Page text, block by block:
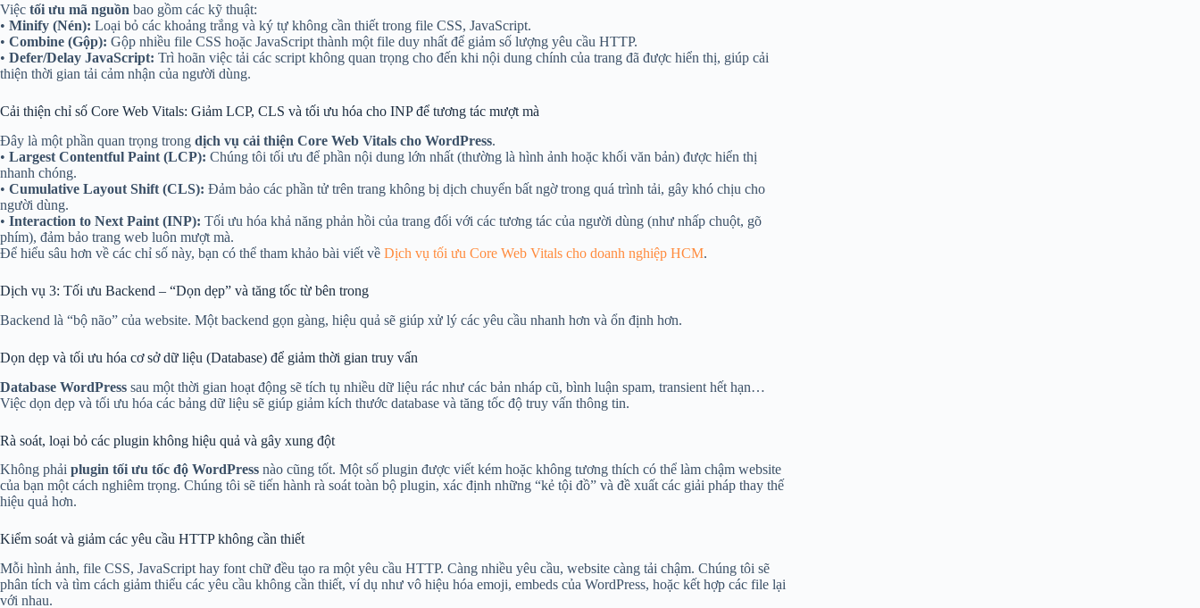
Việc tối ưu mã nguồn bao gồm các kỹ thuật:
• Minify (Nén): Loại bỏ các khoảng trắng và ký tự không cần thiết trong file CSS, JavaScript.
• Combine (Gộp): Gộp nhiều file CSS hoặc JavaScript thành một file duy nhất để giảm số lượng yêu cầu HTTP.
• Defer/Delay JavaScript: Trì hoãn việc tải các script không quan trọng cho đến khi nội dung chính của trang đã được hiển thị, giúp cải
thiện thời gian tải cảm nhận của người dùng.
Cải thiện chỉ số Core Web Vitals: Giảm LCP, CLS và tối ưu hóa cho INP để tương tác mượt mà
Đây là một phần quan trọng trong dịch vụ cải thiện Core Web Vitals cho WordPress.
• Largest Contentful Paint (LCP): Chúng tôi tối ưu để phần nội dung lớn nhất (thường là hình ảnh hoặc khối văn bản) được hiển thị
nhanh chóng.
• Cumulative Layout Shift (CLS): Đảm bảo các phần tử trên trang không bị dịch chuyển bất ngờ trong quá trình tải, gây khó chịu cho
người dùng.
• Interaction to Next Paint (INP): Tối ưu hóa khả năng phản hồi của trang đối với các tương tác của người dùng (như nhấp chuột, gõ
phím), đảm bảo trang web luôn mượt mà.
Để hiểu sâu hơn về các chỉ số này, bạn có thể tham khảo bài viết về Dịch vụ tối ưu Core Web Vitals cho doanh nghiệp HCM.
Dịch vụ 3: Tối ưu Backend – “Dọn dẹp” và tăng tốc từ bên trong
Backend là “bộ não” của website. Một backend gọn gàng, hiệu quả sẽ giúp xử lý các yêu cầu nhanh hơn và ổn định hơn.
Dọn dẹp và tối ưu hóa cơ sở dữ liệu (Database) để giảm thời gian truy vấn
Database WordPress sau một thời gian hoạt động sẽ tích tụ nhiều dữ liệu rác như các bản nháp cũ, bình luận spam, transient hết hạn…
Việc dọn dẹp và tối ưu hóa các bảng dữ liệu sẽ giúp giảm kích thước database và tăng tốc độ truy vấn thông tin.
Rà soát, loại bỏ các plugin không hiệu quả và gây xung đột
Không phải plugin tối ưu tốc độ WordPress nào cũng tốt. Một số plugin được viết kém hoặc không tương thích có thể làm chậm website
của bạn một cách nghiêm trọng. Chúng tôi sẽ tiến hành rà soát toàn bộ plugin, xác định những “kẻ tội đồ” và đề xuất các giải pháp thay thế
hiệu quả hơn.
Kiểm soát và giảm các yêu cầu HTTP không cần thiết
Mỗi hình ảnh, file CSS, JavaScript hay font chữ đều tạo ra một yêu cầu HTTP. Càng nhiều yêu cầu, website càng tải chậm. Chúng tôi sẽ
phân tích và tìm cách giảm thiểu các yêu cầu không cần thiết, ví dụ như vô hiệu hóa emoji, embeds của WordPress, hoặc kết hợp các file lại
với nhau.